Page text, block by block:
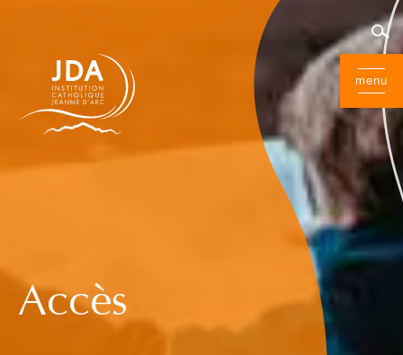
menu
Accès